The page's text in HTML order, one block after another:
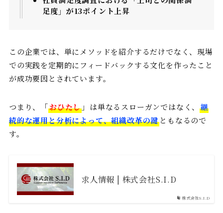
足度」が13ポイント上昇
この企業では、単にメソッドを紹介するだけでなく、現場
での実践を定期的にフィードバックする文化を作ったこと
が成功要因とされています。
つまり、「おひたし 」は単なるスローガンではなく、継
続的な運用と分析によって、組織改革の鍵 ともなるので
す。
株式会社S.I.D
求人情報 | 株式会社S.I.D